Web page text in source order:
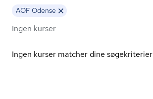
AOF Odense
Ingen kurser
Ingen kurser matcher dine søgekriterier